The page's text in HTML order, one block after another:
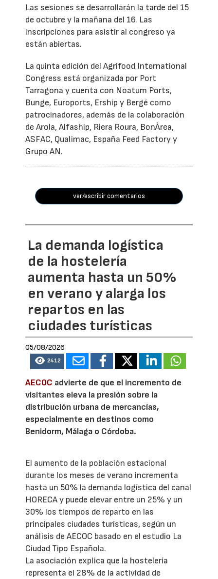
Las sesiones se desarrollarán la tarde del 15
de octubre y la mañana del 16. Las
inscripciones para asistir al congreso ya
están abiertas.
La quinta edición del Agrifood International
Congress está organizada por Port
Tarragona y cuenta con Noatum Ports,
Bunge, Euroports, Ership y Bergé como
patrocinadores, además de la colaboración
de Arola, Alfaship, Riera Roura, BonÀrea,
ASFAC, Qualimac, España Feed Factory y
Grupo AN.
ver/escribir comentarios
La demanda logística
de la hostelería
aumenta hasta un 50%
en verano y alarga los
repartos en las
ciudades turísticas
05/08/2026
2412
AECOC advierte de que el incremento de
visitantes eleva la presión sobre la
distribución urbana de mercancías,
especialmente en destinos como
Benidorm, Málaga o Córdoba.
El aumento de la población estacional
durante los meses de verano incrementa
hasta un 50% la demanda logística del canal
HORECA y puede elevar entre un 25% y un
30% los tiempos de reparto en las
principales ciudades turísticas, según un
análisis de AECOC basado en el estudio La
Ciudad Tipo Española.
La asociación explica que la hostelería
representa el 28% de la actividad de